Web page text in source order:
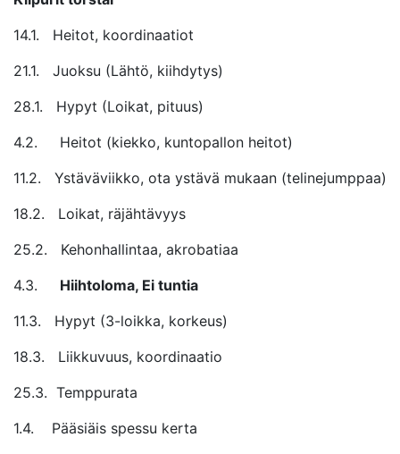
14.1. Heitot, koordinaatiot
21.1. Juoksu (Lähtö, kiihdytys)
28.1. Hypyt (Loikat, pituus)
4.2. Heitot (kiekko, kuntopallon heitot)
11.2. Ystäväviikko, ota ystävä mukaan (telinejumppaa)
18.2. Loikat, räjähtävyys
25.2. Kehonhallintaa, akrobatiaa
4.3. Hiihtoloma, Ei tuntia
11.3. Hypyt (3-loikka, korkeus)
18.3. Liikkuvuus, koordinaatio
25.3. Temppurata
1.4. Pääsiäis spessu kerta